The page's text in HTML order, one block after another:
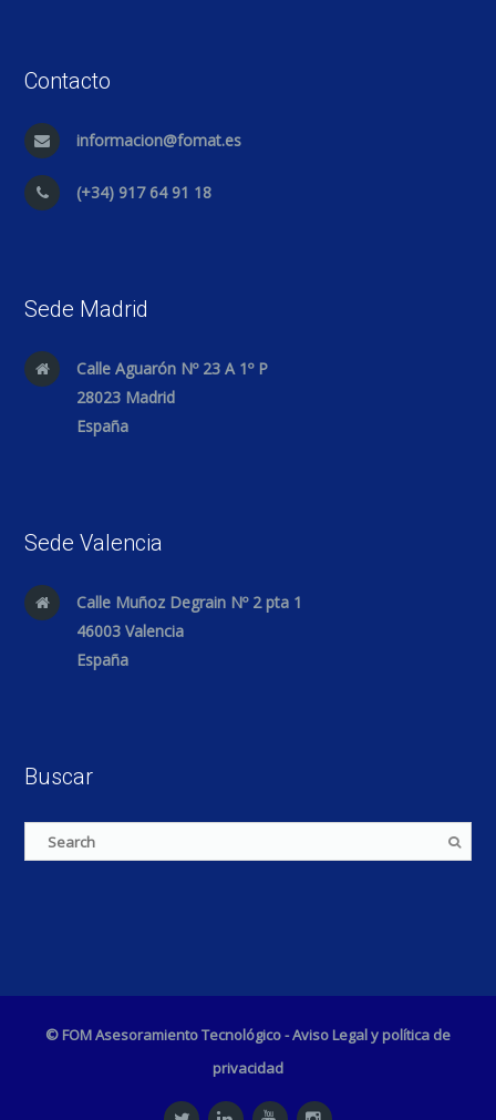
Contacto
informacion@fomat.es
(+34) 917 64 91 18
Sede Madrid
Calle Aguarón Nº 23 A 1º P
28023 Madrid
España
Sede Valencia
Calle Muñoz Degrain Nº 2 pta 1
46003 Valencia
España
Buscar
© FOM Asesoramiento Tecnológico -Aviso Legal y política de
privacidad